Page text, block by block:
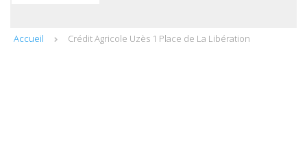
Accueil Crédit Agricole Uzès 1 Place de La Libération